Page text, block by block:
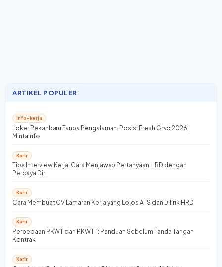
ARTIKEL POPULER
info-kerja
Loker Pekanbaru Tanpa Pengalaman: Posisi Fresh Grad 2026 |
MintaInfo
Karir
Tips Interview Kerja: Cara Menjawab Pertanyaan HRD dengan
Percaya Diri
Karir
Cara Membuat CV Lamaran Kerja yang Lolos ATS dan Dilirik HRD
Karir
Perbedaan PKWT dan PKWTT: Panduan Sebelum Tanda Tangan
Kontrak
Karir